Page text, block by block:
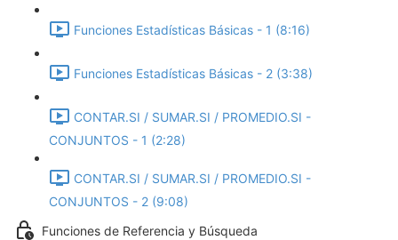
Funciones Estadísticas Básicas - 1 (8:16)
Funciones Estadísticas Básicas - 2 (3:38)
CONTAR.SI / SUMAR.SI / PROMEDIO.SI -
CONJUNTOS - 1 (2:28)
CONTAR.SI / SUMAR.SI / PROMEDIO.SI -
CONJUNTOS - 2 (9:08)
Funciones de Referencia y Búsqueda